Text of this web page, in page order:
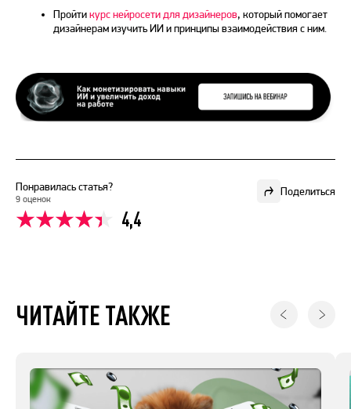
Пройтикурс нейросети для дизайнеров, который помогает
дизайнерам изучить ИИ и принципы взаимодействия с ним.
Поделиться
Понравилась статья?
9 оценок
4,4
ЧИТАЙТЕ ТАКЖЕ